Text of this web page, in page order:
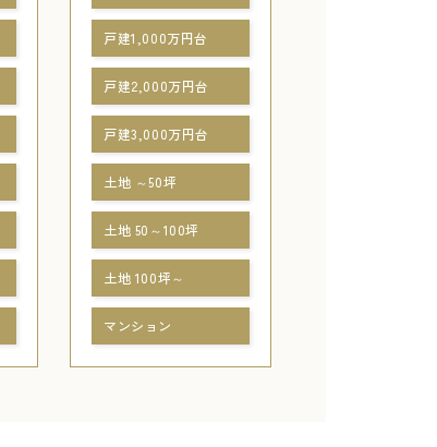
戸建1,000万円台
戸建2,000万円台
戸建3,000万円台
土地 ～50坪
土地 50～100坪
土地 100坪～
マンション